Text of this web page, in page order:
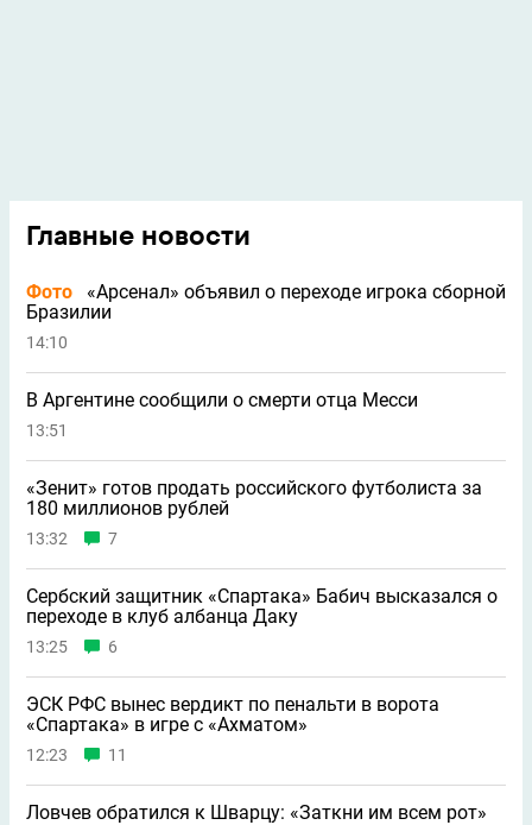
Главные новости
Фото
«Арсенал» объявил о переходе игрока сборной
Бразилии
14:10
В Аргентине сообщили о смерти отца Месси
13:51
«Зенит» готов продать российского футболиста за
180 миллионов рублей
13:32 7
Сербский защитник «Спартака» Бабич высказался о
переходе в клуб албанца Даку
13:25 6
ЭСК РФС вынес вердикт по пенальти в ворота
«Спартака» в игре с «Ахматом»
12:23 11
Ловчев обратился к Шварцу: «Заткни им всем рот»